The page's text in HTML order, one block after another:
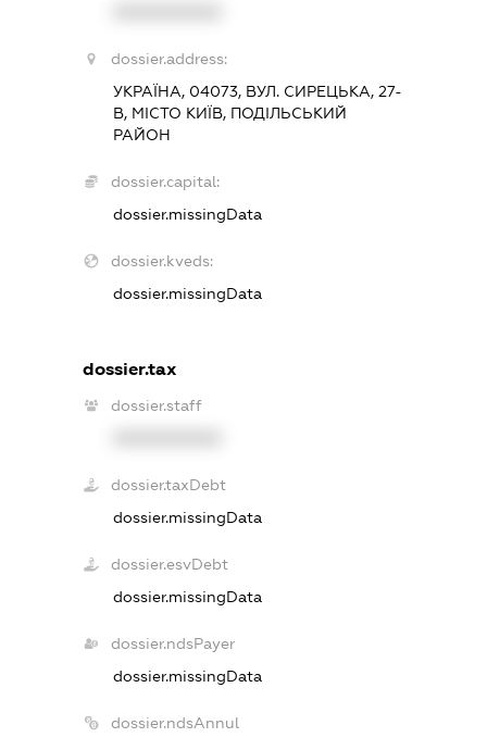
dossier.address:
УКРАЇНА, 04073, ВУЛ. СИРЕЦЬКА, 27-
В, МІСТО КИЇВ, ПОДІЛЬСЬКИЙ
РАЙОН
dossier.capital:
dossier.missingData
dossier.kveds:
dossier.missingData
dossier.tax
dossier.staff
dossier.taxDebt
dossier.missingData
dossier.esvDebt
dossier.missingData
dossier.ndsPayer
dossier.missingData
dossier.ndsAnnul